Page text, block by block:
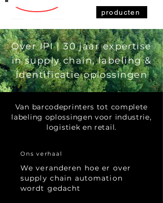
producten
Over IPI | 30 jaar expertise
in supply chain, labeling&
identificatie oplossingen
Van barcodeprinters tot complete
labeling oplossingen voor industrie,
logistiek en retail.
Ons verhaal
We veranderen hoe er over
supply chain automation
wordt gedacht